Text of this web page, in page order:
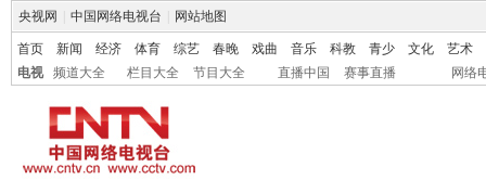
央视网 中国网络电视台 网站地图
首页 新闻 经济 体育 综艺 春晚 戏曲 音乐 科教 青少 文化
艺术
电视
频道大全 栏目大全 节目大全 直播中国 赛事直播 网络